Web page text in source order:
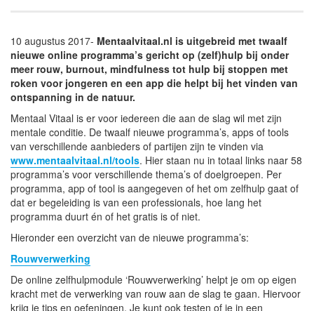
10 augustus 2017- Mentaalvitaal.nl is uitgebreid met twaalf
nieuwe online programma’s gericht op (zelf)hulp bij onder
meer rouw, burnout, mindfulness tot hulp bij stoppen met
roken voor jongeren en een app die helpt bij het vinden van
ontspanning in de natuur.
Mentaal Vitaal is er voor iedereen die aan de slag wil met zijn
mentale conditie. De twaalf nieuwe programma’s, apps of tools
van verschillende aanbieders of partijen zijn te vinden via
www.mentaalvitaal.nl/tools. Hier staan nu in totaal links naar 58
programma’s voor verschillende thema’s of doelgroepen. Per
programma, app of tool is aangegeven of het om zelfhulp gaat of
dat er begeleiding is van een professionals, hoe lang het
programma duurt én of het gratis is of niet.
Hieronder een overzicht van de nieuwe programma’s:
Rouwverwerking
De online zelfhulpmodule ‘Rouwverwerking’ helpt je om op eigen
kracht met de verwerking van rouw aan de slag te gaan. Hiervoor
krijg je tips en oefeningen. Je kunt ook testen of je in een